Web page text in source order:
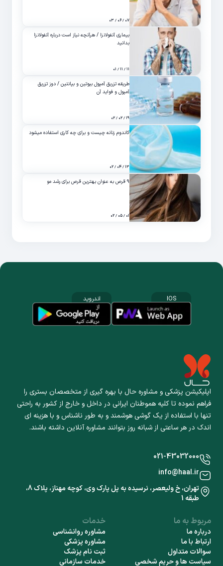
۰۷ / ۰۶ / ۰۳
بیماری آنفولانزا / هرآنچه نیاز است درباره آنفولانزا
بدانید
۱۱ / ۱۱ / ۰۱
طریقه تزریق آمپول بیوتین و بپانتین / دوز تزریق
آمپول و فواید آن
۱۹ / ۰۲ / ۰۲
کاندوم زنانه چیست و برای چه کاری استفاده میشود
۱۳ / ۰۴ / ۰۲
۹ قرص به عنوان بهترین قرص برای رشد مو
۰۱ / ۰۵ / ۰۲
اپلیکیشن پزشکی و مشاوره حال با بهره گیری از متخصصان بستری را
فراهم نموده تا کلیه هموطنان ایرانی در داخل و خارج از کشور به راحتی
تنها با استفاده از یک گوشی هوشمند و به طور ناشناس و با هزینه ای
اندک در هر ساعتی از شبانه روز بتوانند مشاوره آنلاین داشته باشند.
IOS اندروید
مربوط به ما
درباره ما
ارتباط با ما
سوالات متداول
سياست ها و حريم شخصي
خدمات
مشاوره روانشناسی
مشاوره پزشکی
ثبت نام پزشک
خدمات سازمانی
021-43032000
info@haal.ir
تهران، خ ولیعصر، نرسیده به پل پارک وی، کوچه مهناز، پلاک 8،
طبقه 1